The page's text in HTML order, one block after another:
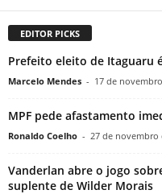
EDITOR PICKS
Prefeito eleito de Itaguaru
Marcelo Mendes - 17 de
MPF pede afastamento
Ronaldo Coelho - 27 de novembro
Vanderlan abre o jogo
suplente de Wilder Morais